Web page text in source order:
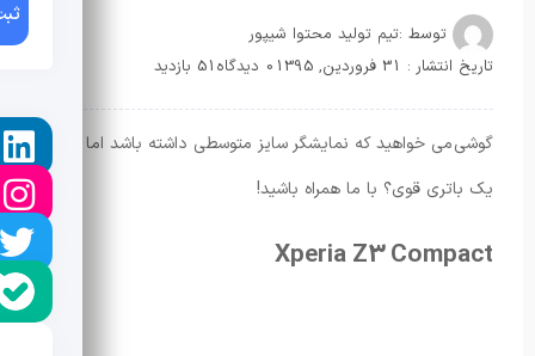
توسط :تیم تولید محتوا شیپور
تاریخ انتشار : 31 فروردین, 1395
0 دیدگاه 51 بازدید
گوشی می خواهید که نمایشگر سایز متوسطی داشته باشد اما با
یک باتری قوی؟ با ما همراه باشید!
Xperia Z3 Compact